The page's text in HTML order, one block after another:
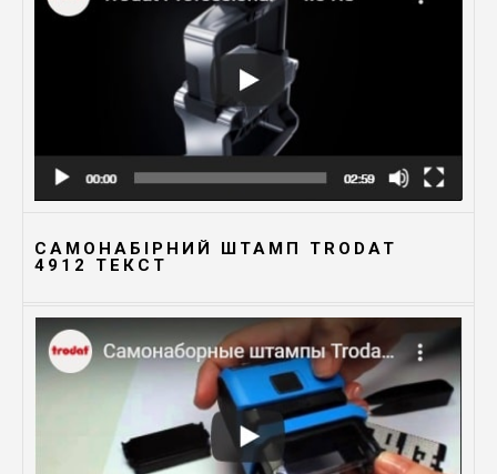
САМОНАБІРНИЙ ШТАМП TRODAT
4912 TЕКСТ